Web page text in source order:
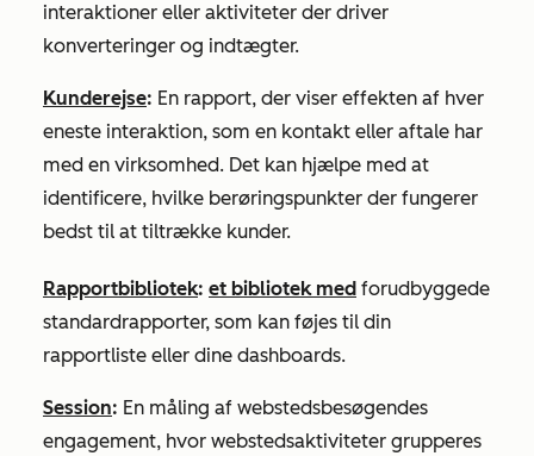
interaktioner eller aktiviteter der driver
konverteringer og indtægter.
Kunderejse: En rapport, der viser effekten af hver
eneste interaktion, som en kontakt eller aftale har
med en virksomhed. Det kan hjælpe med at
identificere, hvilke berøringspunkter der fungerer
bedst til at tiltrække kunder.
Rapportbibliotek: et bibliotek med forudbyggede
standardrapporter, som kan føjes til din
rapportliste eller dine dashboards.
Session: En måling af webstedsbesøgendes
engagement, hvor webstedsaktiviteter grupperes